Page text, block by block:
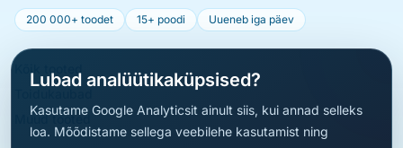
200 000+ toodet 15+ poodi Uueneb iga päev
Muud tooted
Lubad analüütikaküpsised?
Kasutame Google Analyticsit ainult siis, kui annad selleks
loa. Mõõdistame sellega veebilehe kasutamist ning